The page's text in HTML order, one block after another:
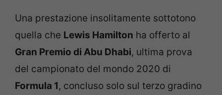
Una prestazione insolitamente sottotono
quella che Lewis Hamilton ha offerto al
Gran Premio di Abu Dhabi, ultima prova
del campionato del mondo 2020 di
Formula 1, concluso solo sul terzo gradino